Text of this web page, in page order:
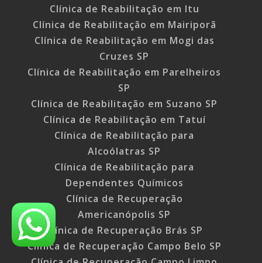
Clínica de Reabilitação em Itu
Clínica de Reabilitação em Mairiporã
Clínica de Reabilitação em Mogi das
Cruzes SP
Clínica de Reabilitação em Parelheiros
SP
Clínica de Reabilitação em Suzano SP
Clínica de Reabilitação em Tatuí
Clínica de Reabilitação para
Alcoólatras SP
Clínica de Reabilitação para
Dependentes Químicos
Clínica de Recuperação
Americanópolis SP
Clínica de Recuperação Brás SP
Clínica de Recuperação Campo Belo SP